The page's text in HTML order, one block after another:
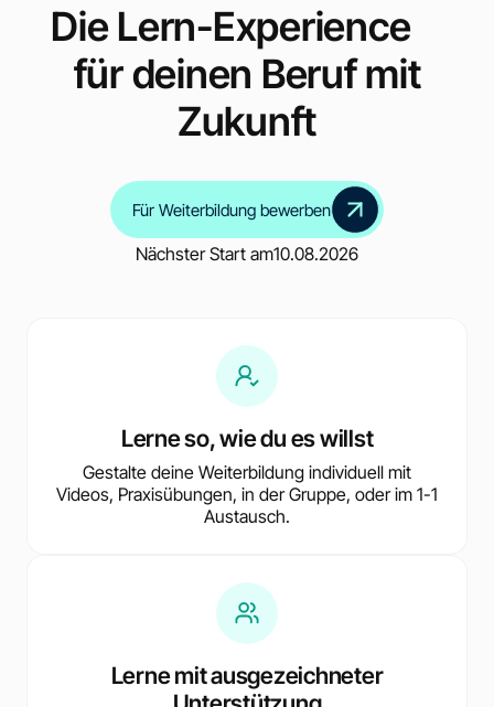
Die Lern-Experience
für deinen Beruf mit
Zukunft
Für Weiterbildung bewerben
Nächster Start am10.08.2026
Lerne so, wie du es willst
Gestalte deine Weiterbildung individuell mit
Videos, Praxisübungen, in der Gruppe, oder im 1-1
Austausch.
Lerne mit ausgezeichneter